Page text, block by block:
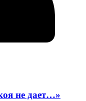
не дает…»